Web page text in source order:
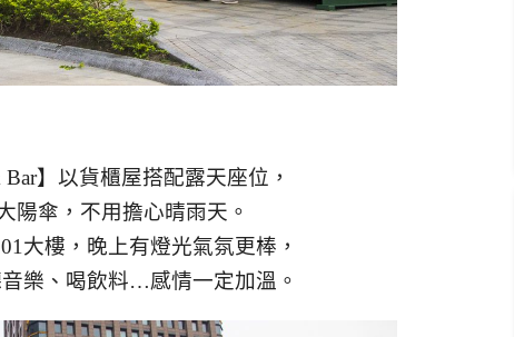
Bar】以貨櫃屋搭配露天座位，
陽傘，不用擔心晴雨天。
大樓，晚上有燈光氣氛更棒，
樂、喝飲料…感情一定加溫。